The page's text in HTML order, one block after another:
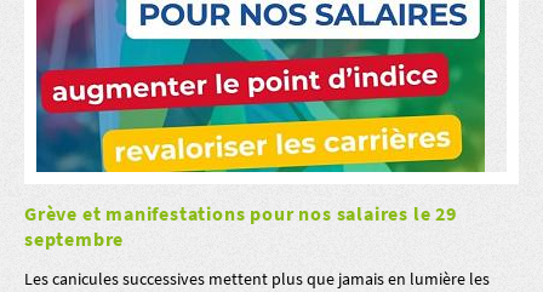
Grève et manifestations pour nos salaires le 29
septembre
Les canicules successives mettent plus que jamais en lumière les